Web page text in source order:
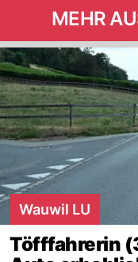
MEHR
Wauwil LU
Töfffahrerin